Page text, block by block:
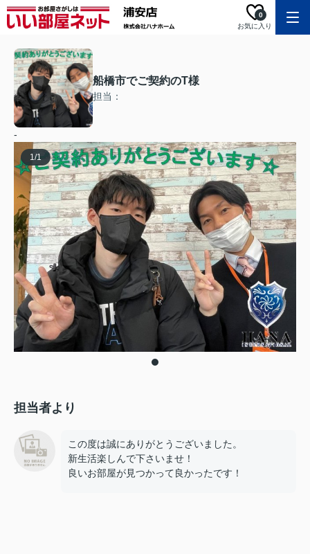
お気に入り
0
船橋市でご契約のT様
担当：
-
1/1
担当者より
この度は誠にありがとうございました。
新生活楽しんで下さいませ！
良いお部屋が見つかって良かったです！